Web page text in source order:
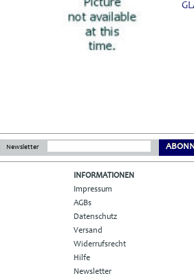
Newsletter
INFORMATIONEN
Impressum
AGBs
Datenschutz
Versand
Widerrufsrecht
Hilfe
Newsletter